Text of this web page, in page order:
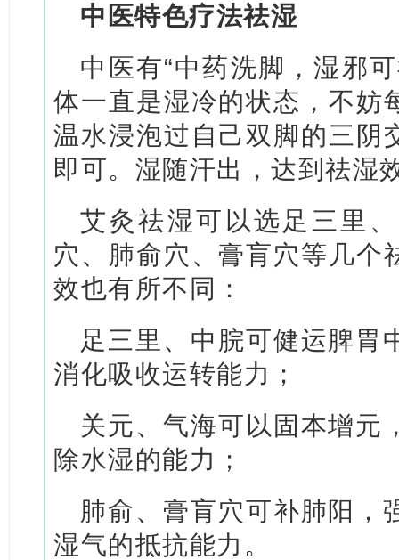
中医特色疗法祛湿
中医有“中药洗脚，湿邪
体一直是湿冷的状态，不妨
温水浸泡过自己双脚的三阴
即可。湿随汗出，达到祛湿
艾灸祛湿可以选足三里
穴、肺俞穴、膏肓穴等几个
效也有所不同：
足三里、中脘可健运脾胃
消化吸收运转能力；
关元、气海可以固本增元
除水湿的能力；
肺俞、膏肓穴可补肺阳，
湿气的抵抗能力。